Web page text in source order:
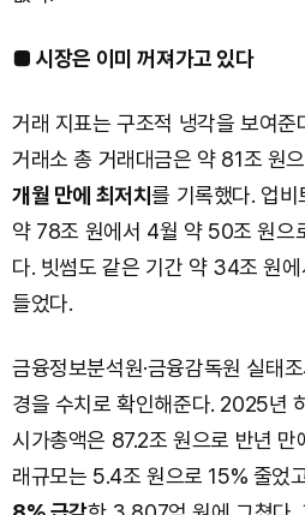
■ 시장은 이미 꺼져가고 있다
거래 지표는 구조적 냉각을 보여
거래소 총 거래대금은 약 81조 원
개월 만에 최저치를 기록했다. 업
약 78조 원에서 4월 약 50조 원으
다. 빗썸도 같은 기간 약 34조 원
들었다.
금융정보분석원·금융감독원 실태
경을 수치로 확인해준다. 2025년
시가총액은 87.2조 원으로 반년 만
래규모는 5.4조 원으로 15% 줄었